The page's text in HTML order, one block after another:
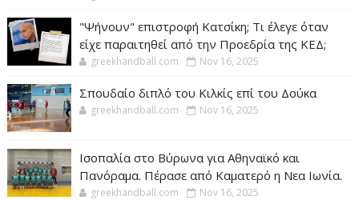
"Ψήνουν" επιστροφή Κατσίκη; Τι έλεγε όταν
είχε παραιτηθεί από την Προεδρία της ΚΕΔ;
greekhandball.com Nov 16, 2025
Σπουδαίο διπλό του Κιλκίς επί του Δούκα
greekhandball.com Nov 16, 2025
Ισοπαλία στο Βύρωνα για Αθηναϊκό και
Πανόραμα. Πέρασε από Καματερό η Νεα Ιωνία.
greekhandball.com Nov 16, 2025